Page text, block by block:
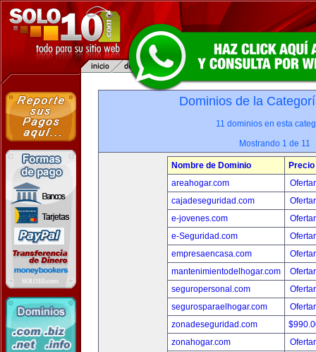
Dominios de la
11 dominios en esta
Mostrando 1 de 11
Nombre de Dominio
Precio
areahogar.com
cajadeseguridad.com
e-jovenes.com
e-Seguridad.com
empresaencasa.com
mantenimientodelhogar.com
seguropersonal.com
segurosparaelhogar.com
zonadeseguridad.com
zonahogar.com